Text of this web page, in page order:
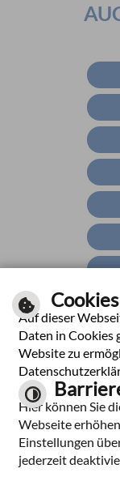
Impressum|
Barrierefreiheit
Kontrast
Cookies
Auf dieser
Daten in Cookies
Website zu
Hier können Sie
Webseite
Einstellungen
jederzeit